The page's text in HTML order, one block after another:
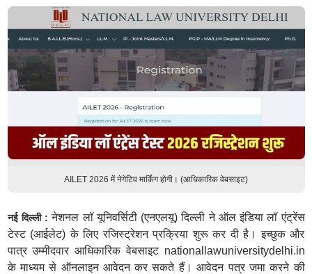
AILET 2026 में नेगेटिव मार्किंग होगी। (आधिकारिक वेबसाइट)
नई दिल्ली :नेशनल लॉ यूनिवर्सिटी (एनएलयू) दिल्ली ने ऑल इंडिया लॉ एंट्रेंस
टेस्ट (आईलेट) के लिए रजिस्ट्रेशन प्रक्रिया शुरू कर दी है। इच्छुक और
पात्र उम्मीदवार आधिकारिक वेबसाइट nationallawuniversitydelhi.in
के माध्यम से ऑनलाइन आवेदन कर सकते हैं। आवेदन पत्र जमा करने की